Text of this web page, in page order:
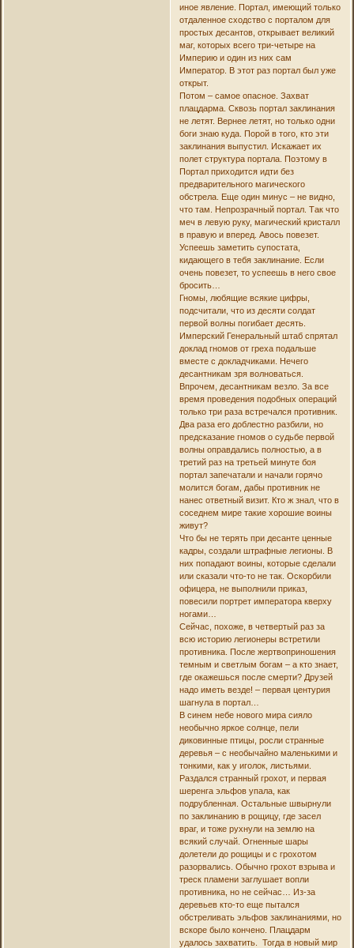
иное явление. Портал, имеющий только
отдаленное сходство с порталом для
простых десантов, открывает великий
маг, которых всего три-четыре на
Империю и один из них сам
Император. В этот раз портал был уже
открыт.
Потом – самое опасное. Захват
плацдарма. Сквозь портал заклинания
не летят. Вернее летят, но только одни
боги знаю куда. Порой в того, кто эти
заклинания выпустил. Искажает их
полет структура портала. Поэтому в
Портал приходится идти без
предварительного магического
обстрела. Еще один минус – не видно,
что там. Непрозрачный портал. Так что
меч в левую руку, магический кристалл
в правую и вперед. Авось повезет.
Успеешь заметить супостата,
кидающего в тебя заклинание. Если
очень повезет, то успеешь в него свое
бросить…
Гномы, любящие всякие цифры,
подсчитали, что из десяти солдат
первой волны погибает десять.
Имперский Генеральный штаб спрятал
доклад гномов от греха подальше
вместе с докладчиками. Нечего
десантникам зря волноваться.
Впрочем, десантникам везло. За все
время проведения подобных операций
только три раза встречался противник.
Два раза его доблестно разбили, но
предсказание гномов о судьбе первой
волны оправдались полностью, а в
третий раз на третьей минуте боя
портал запечатали и начали горячо
молится богам, дабы противник не
нанес ответный визит. Кто ж знал, что в
соседнем мире такие хорошие воины
живут?
Что бы не терять при десанте ценные
кадры, создали штрафные легионы. В
них попадают воины, которые сделали
или сказали что-то не так. Оскорбили
офицера, не выполнили приказ,
повесили портрет императора кверху
ногами…
Сейчас, похоже, в четвертый раз за
всю историю легионеры встретили
противника. После жертвоприношения
темным и светлым богам – а кто знает,
где окажешься после смерти? Друзей
надо иметь везде! – первая центурия
шагнула в портал…
В синем небе нового мира сияло
необычно яркое солнце, пели
диковинные птицы, росли странные
деревья – с необычайно маленькими и
тонкими, как у иголок, листьями.
Раздался странный грохот, и первая
шеренга эльфов упала, как
подрубленная. Остальные швырнули
по заклинанию в рощицу, где засел
враг, и тоже рухнули на землю на
всякий случай. Огненные шары
долетели до рощицы и с грохотом
разорвались. Обычно грохот взрыва и
треск пламени заглушает вопли
противника, но не сейчас… Из-за
деревьев кто-то еще пытался
обстреливать эльфов заклинаниями, но
вскоре было кончено. Плацдарм
удалось захватить. Тогда в новый мир